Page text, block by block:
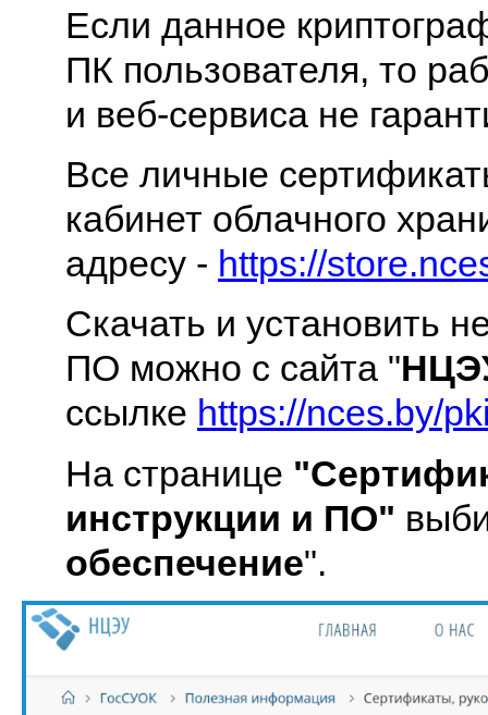
Если данное
ПК пользователя, то
и веб-сервиса не
Все личные
кабинет облачного
адресу - https://
Скачать и установить
ПО можно с сайта "
ссылке https://nces.by/
На странице
инструкции и ПО"
обеспечение".